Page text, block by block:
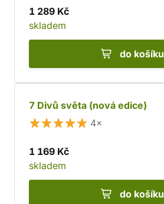
1 289 Kč
skladem
do košíku
7 Divů světa (nová edice)
4×
1 169 Kč
skladem
do košíku